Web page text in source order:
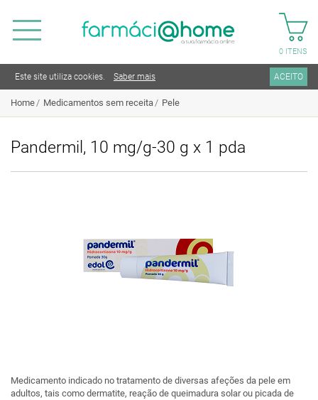
0 ITENS
Este site utiliza cookies. Saber mais ACEITO
Home Medicamentos sem receita Pele
Pandermil, 10 mg/g-30 g x 1 pda
Medicamento indicado no tratamento de diversas afeções da pele em
adultos, tais como dermatite, reação de queimadura solar ou picada de